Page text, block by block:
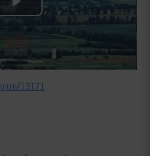
Play
Video
13171